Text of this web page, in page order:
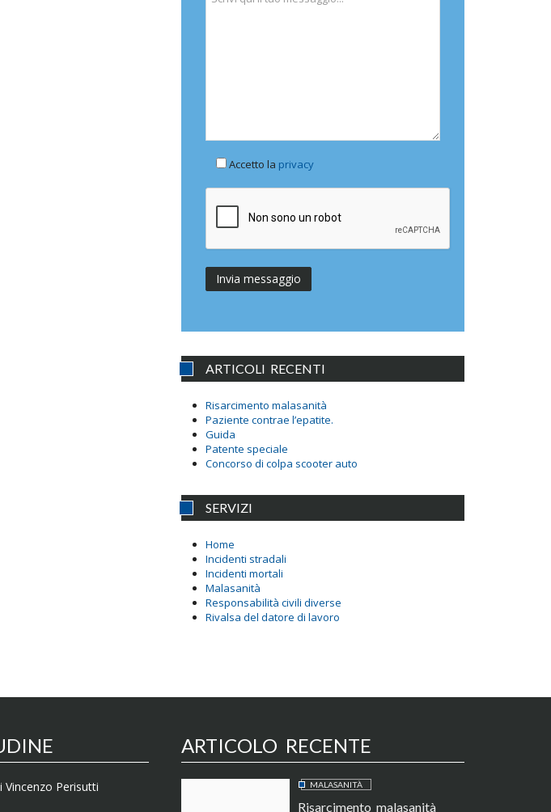
Accetto la privacy
ARTICOLI RECENTI
Risarcimento malasanità
Paziente contrae l’epatite.
Guida
Patente speciale
Concorso di colpa scooter auto
SERVIZI
Home
Incidenti stradali
Incidenti mortali
Malasanità
Responsabilità civili diverse
Rivalsa del datore di lavoro
Vincenzo Perisutti
ARTICOLO RECENTE
MALASANITÀ
Risarcimento malasanità